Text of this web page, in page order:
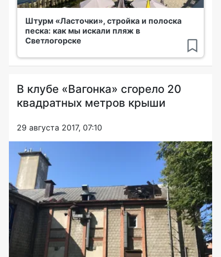
Штурм «Ласточки», стройка и полоска
песка: как мы искали пляж в
Светлогорске
В клубе «Вагонка» сгорело 20
квадратных метров крыши
29 августа 2017, 07:10